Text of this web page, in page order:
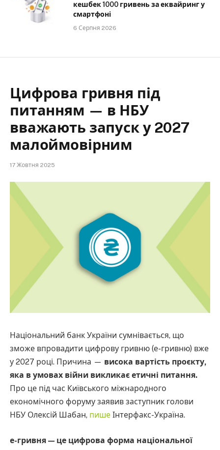
кешбек 1000 гривень за еквайринг у
смартфоні
6 Серпня 2026
Цифрова гривня під
питанням — в НБУ
вважають запуск у 2027
малоймовірним
17 Жовтня 2025
Національний банк України сумнівається, що
зможе впровадити цифрову гривню (е-гривню) вже
у 2027 році. Причина — висока вартість проєкту,
яка в умовах війни викликає етичні питання.
Про це під час Київського міжнародного
економічного форуму заявив заступник голови
НБУ Олексій Шабан, пише Інтерфакс-Україна.
е-гривня — це цифрова форма національної